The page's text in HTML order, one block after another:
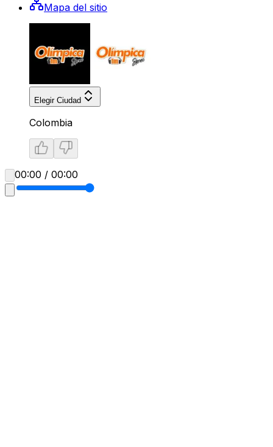
Mapa del sitio
Elegir Ciudad
Colombia
00:00 / 00:00